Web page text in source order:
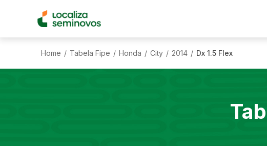
Home / Tabela Fipe / Honda / City / 2014 / Dx 1.5 Flex